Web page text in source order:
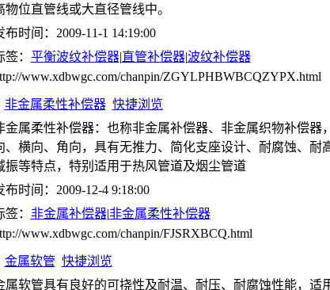
物位直管线或大直径管线中。
布时间：2009-11-1 14:19:00
签： 平衡波纹补偿器|直管补偿器|波纹补偿器
www.xdbwgc.com/chanpin/ZGYLPHBWBCQZYPX.html
非金属柔性补偿器 快捷浏览
金属柔性补偿器：也称非金属补偿器、非金属织物补偿器
、横向、角向，具有无推力、简化支座设计、耐腐蚀、耐
振等特点，特别适用于热风管道及烟尘管道
布时间：2009-12-4 9:18:00
签： 非金属补偿器|非金属柔性补偿器
www.xdbwgc.com/chanpin/FJSRXBCQ.html
金属软管 快捷浏览
属软管具有良好的可挠性及耐温、耐压、耐腐蚀性能，适